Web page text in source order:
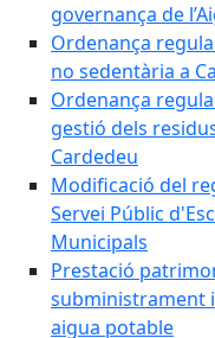
governança de
Ordenança
no sedentària a
Ordenança
gestió dels
Cardedeu
Modificació del
Servei Públic
Municipals
Prestació
subministrament
aigua potable